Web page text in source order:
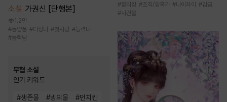
소설 가권신 [단행본]
1.2만
#동양풍 #다정녀 #첫사랑 #능력녀
#능력남
무협 소설
인기 키워드
#생존물 #빙의물 #먼치킨
#할리킹 #조직/암흑가 #나이차이 #감금
#사건물